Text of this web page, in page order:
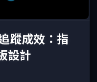
蹤成效：指
設計